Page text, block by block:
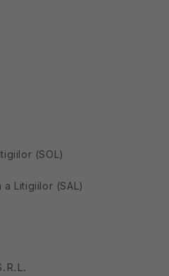
(SOL)
Litigiilor (SAL)